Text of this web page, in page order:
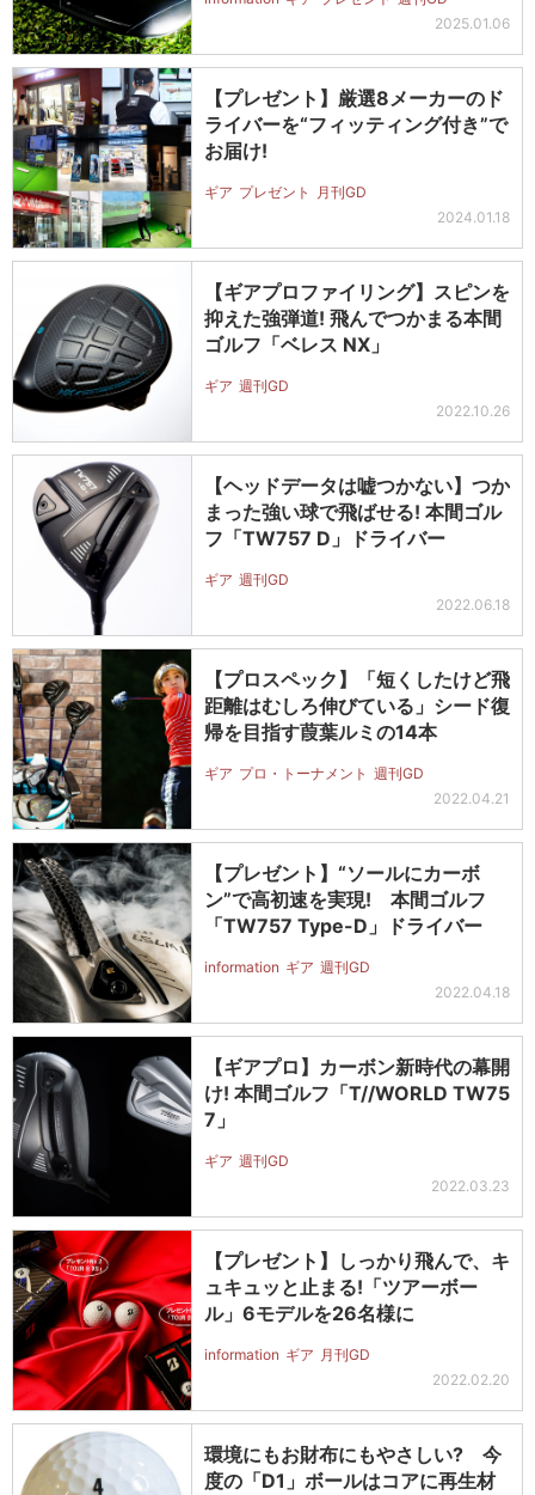
2025.01.06
【プレゼント】厳選8メーカーのド
ライバーを“フィッティング付き”で
お届け!
ギア プレゼント
月刊GD
2024.01.18
【ギアプロファイリング】スピンを
抑えた強弾道! 飛んでつかまる本間
ゴルフ「ベレス NX」
ギア 週刊GD
2022.10.26
【ヘッドデータは嘘つかない】つか
まった強い球で飛ばせる! 本間ゴル
フ「TW757 D」ドライバー
ギア 週刊GD
2022.06.18
【プロスペック】「短くしたけど飛
距離はむしろ伸びている」シード復
帰を目指す葭葉ルミの14本
ギア プロ・トーナメント 週刊GD
2022.04.21
【プレゼント】“ソールにカーボ
ン”で高初速を実現! 本間ゴルフ
「TW757 Type-D」ドライバー
information ギア 週刊GD
2022.04.18
【ギアプロ】カーボン新時代の幕開
け! 本間ゴルフ「T//WORLD TW75
7」
ギア 週刊GD
2022.03.23
【プレゼント】しっかり飛んで、キ
ュキュッと止まる!「ツアーボー
ル」6モデルを26名様に
information ギア 月刊GD
2022.02.20
環境にもお財布にもやさしい? 今
度の「D1」ボールはコアに再生材